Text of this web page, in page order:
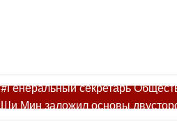
#Генеральный секретарь
Ши Мин заложил основы